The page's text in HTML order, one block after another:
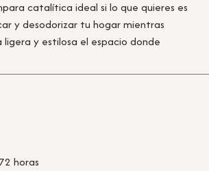
catalítica ideal si lo que quieres es
y desodorizar tu hogar mientras
y estilosa el espacio donde
horas